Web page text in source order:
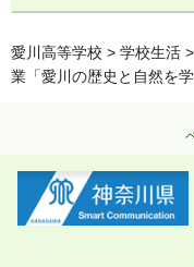
愛川高等学校 > 学校生活 >
業「愛川の歴史と自然を